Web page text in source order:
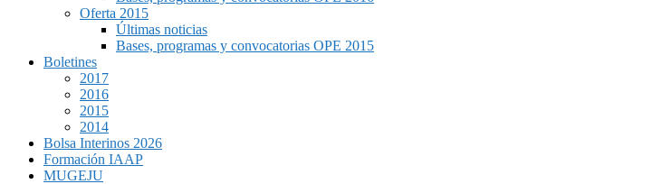
Oferta 2015
Últimas noticias
Bases, programas y convocatorias OPE 2015
Boletines
2017
2016
2015
2014
Bolsa Interinos 2026
Formación IAAP
MUGEJU